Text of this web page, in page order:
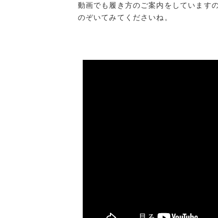
動画でも履き方のご案内をしています
のぞいてみてくださいね。